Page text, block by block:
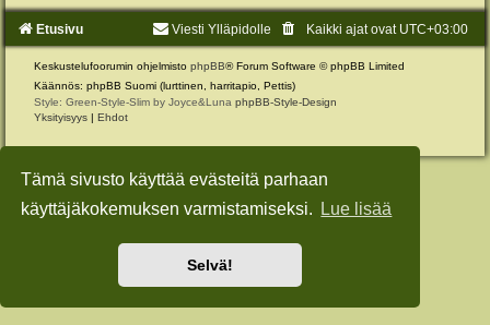
Tämä sivusto käyttää evästeitä parhaan
käyttäjäkokemuksen varmistamiseksi.
Lue lisää
Selvä!
Etusivu Kaikki ajat ovat UTC+03:00
Viesti Ylläpidolle
Keskustelufoorumin ohjelmisto phpBB® Forum Software © phpBB Limited
Käännös: phpBB Suomi (lurttinen, harritapio, Pettis)
Style: Green-Style-Slim by Joyce&Luna phpBB-Style-Design
Yksityisyys | Ehdot